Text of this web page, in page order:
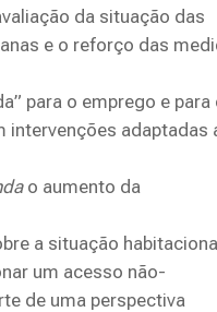
da situação das
e o reforço das
para o emprego e para
adaptadas
o aumento da
a situação habitacional
um acesso não-
de uma perspectiva